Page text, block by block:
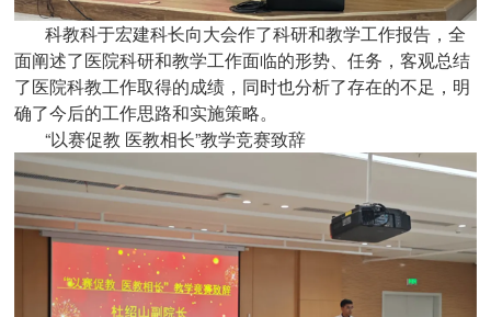
科教科于宏建科长向大会作了科研和教学工作报告，全
面阐述了医院科研和教学工作面临的形势、任务，客观总结
了医院科教工作取得的成绩，同时也分析了存在的不足，明
确了今后的工作思路和实施策略。
“以赛促教 医教相长”教学竞赛致辞